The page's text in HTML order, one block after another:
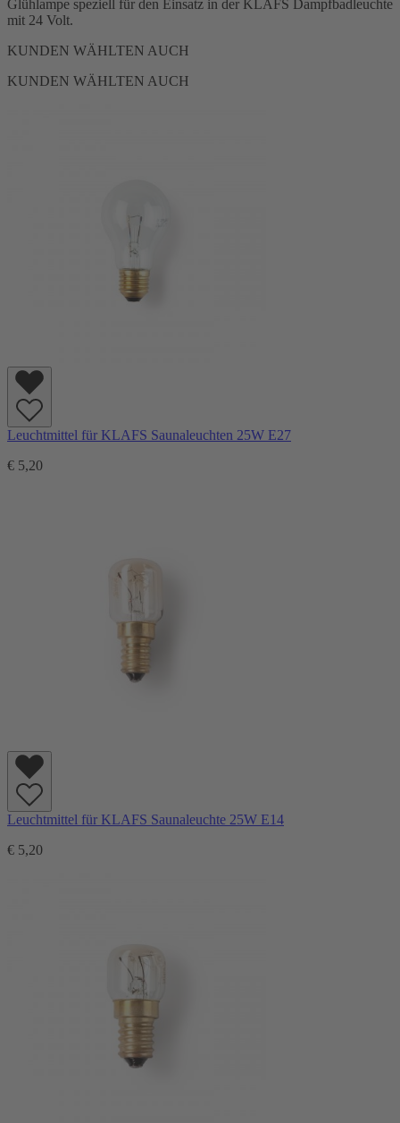
Glühlampe speziell für den Einsatz in der KLAFS Dampfbadleuchte
mit 24 Volt.
KUNDEN WÄHLTEN AUCH
KUNDEN WÄHLTEN AUCH
Leuchtmittel für KLAFS Saunaleuchten 25W E27
€ 5,20
Leuchtmittel für KLAFS Saunaleuchte 25W E14
€ 5,20